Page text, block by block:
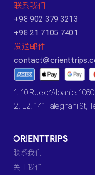
联系我们
+98 902 379 3213
+98 21 7105 7401
发送邮件
1. 10 Rue d’Albanie,
2. L2, 141 Taleghani St,
ORIENTTRIPS
联系我们
关于我们